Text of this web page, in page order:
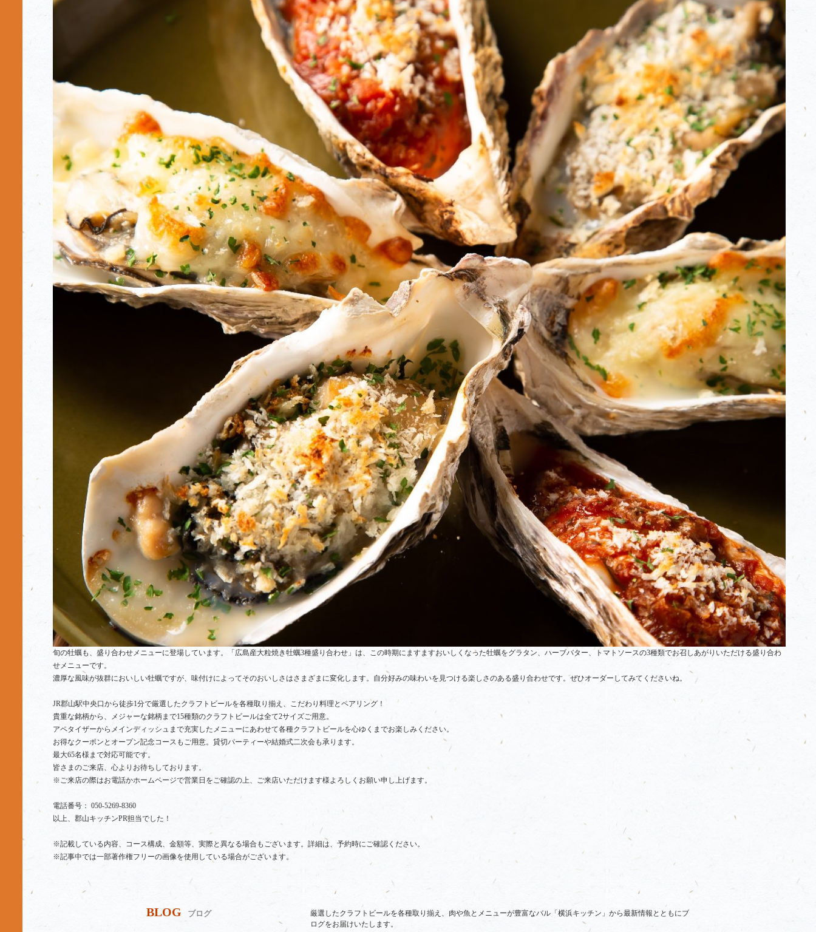
旬の牡蠣も、盛り合わせメニューに登場しています。「広島産大粒焼き牡蠣3種盛り合わせ」は、この時期にますますおいしくなった牡蠣をグラタン、ハーブバター、トマトソースの3種類でお召しあがりいただける盛り合わ
せメニューです。
濃厚な風味が抜群においしい牡蠣ですが、味付けによってそのおいしさはさまざまに変化します。自分好みの味わいを見つける楽しさのある盛り合わせです。ぜひオーダーしてみてくださいね。
JR郡山駅中央口から徒歩1分で厳選したクラフトビールを各種取り揃え、こだわり料理とペアリング！
貴重な銘柄から、メジャーな銘柄まで15種類のクラフトビールは全て2サイズご用意。
アペタイザーからメインディッシュまで充実したメニューにあわせて各種クラフトビールを心ゆくまでお楽しみください。
お得なクーポンとオープン記念コースもご用意。貸切パーティーや結婚式二次会も承ります。
最大65名様まで対応可能です。
皆さまのご来店、心よりお待ちしております。
※ご来店の際はお電話かホームページで営業日をご確認の上、ご来店いただけます様よろしくお願い申し上げます。
電話番号： 050-5269-8360
以上、郡山キッチンPR担当でした！
※記載している内容、コース構成、金額等、実際と異なる場合もございます。詳細は、予約時にご確認ください。
※記事中では一部著作権フリーの画像を使用している場合がございます。
BLOG ブログ
厳選したクラフトビールを各種取り揃え、肉や魚とメニューが豊富なバル「横浜キッチン」から最新情報とともにブ
ログをお届けいたします。